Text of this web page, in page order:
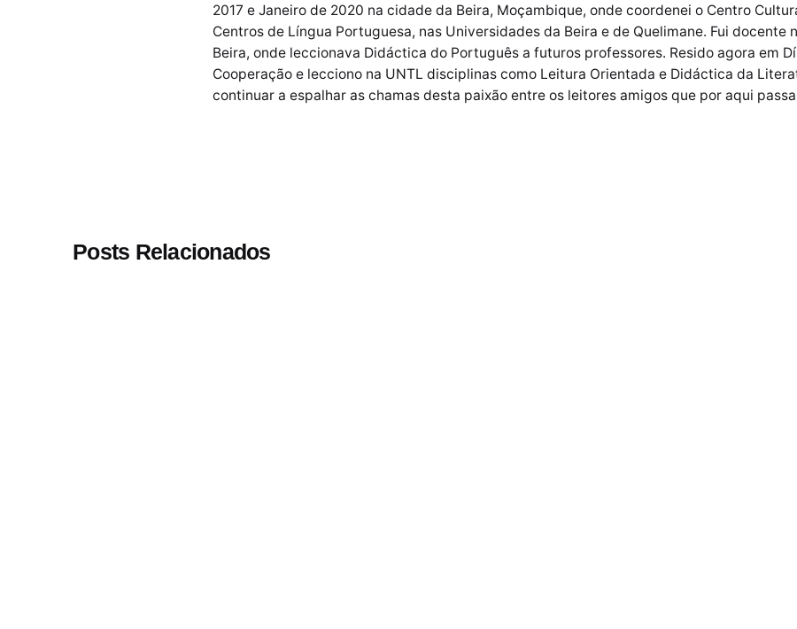
2017 e Janeiro de 2020 na cidade da Beira, Moçambique, onde coordenei o Centro
Centros de Língua Portuguesa, nas Universidades da Beira e de Quelimane. Fui docente
Beira, onde leccionava Didáctica do Português a futuros professores. Resido agora em
Cooperação e lecciono na UNTL disciplinas como Leitura Orientada e Didáctica da
continuar a espalhar as chamas desta paixão entre os leitores amigos que por aqui
Posts Relacionados